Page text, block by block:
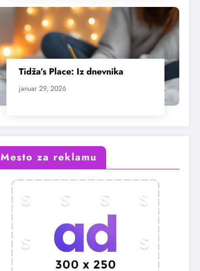
Tidža’s Place: Iz dnevnika
januar 29, 2026
Mesto za reklamu